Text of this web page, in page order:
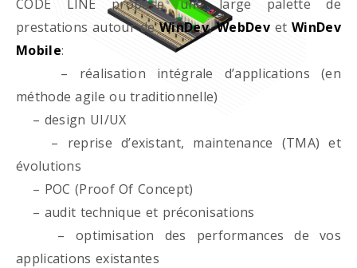
CODE LINE propose une large palette de
prestations autour deWinDev,WebDevet WinDev
Mobile:
– réalisation intégrale d’applications (en
méthode agile ou traditionnelle)
– design UI/UX
– reprise d’existant, maintenance (TMA) et
évolutions
– POC (Proof Of Concept)
– audit technique et préconisations
– optimisation des performances de vos
applications existantes